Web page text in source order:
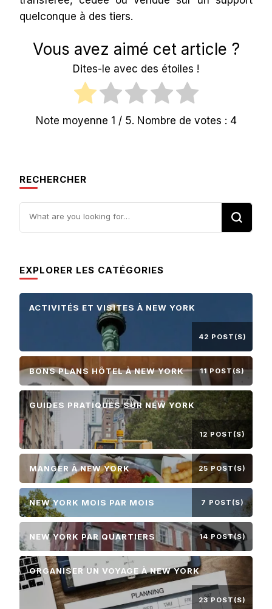
quelconque à des tiers.
Vous avez aimé cet article ?
Dites-le avec des étoiles !
Note moyenne 1 / 5. Nombre de votes : 4
RECHERCHER
EXPLORER LES CATÉGORIES
ACTIVITÉS ET VISITES À NEW YORK
42 POST(S)
BONS PLANS HÔTEL À NEW YORK 11 POST(S)
GUIDES PRATIQUES SUR NEW YORK
12 POST(S)
MANGER À NEW YORK 25 POST(S)
NEW YORK MOIS PAR MOIS 7 POST(S)
NEW YORK PAR QUARTIERS 14 POST(S)
ORGANISER UN VOYAGE À NEW YORK
23 POST(S)